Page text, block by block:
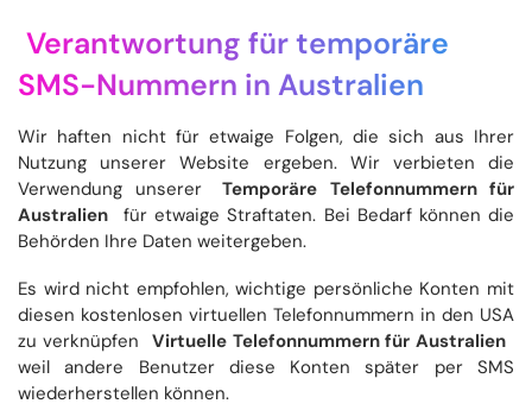
Verantwortung für temporäre
SMS-Nummern in Australien
Wir haften nicht für etwaige Folgen, die sich aus Ihrer
Nutzung unserer Website ergeben. Wir verbieten die
Verwendung unserer
Temporäre Telefonnummern für
Australien
für etwaige Straftaten. Bei Bedarf können die
Behörden Ihre Daten weitergeben.
Es wird nicht empfohlen, wichtige persönliche Konten mit
diesen kostenlosen virtuellen Telefonnummern in den USA
zu verknüpfen
Virtuelle Telefonnummern für Australien
weil andere Benutzer diese Konten später per SMS
wiederherstellen können.